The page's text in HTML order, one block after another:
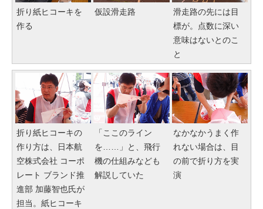
折り紙ヒコーキを
作る
仮設滑走路
滑走路の先には目
標が。点数に深い
意味はないとのこ
と
折り紙ヒコーキの
作り方は、日本航
空株式会社 コーポ
レート ブランド推
進部 加藤智也氏が
担当。紙ヒコーキ
「ここのライン
を……」と、飛行
機の仕組みなども
解説していた
なかなかうまく作
れない場合は、目
の前で折り方を実
演